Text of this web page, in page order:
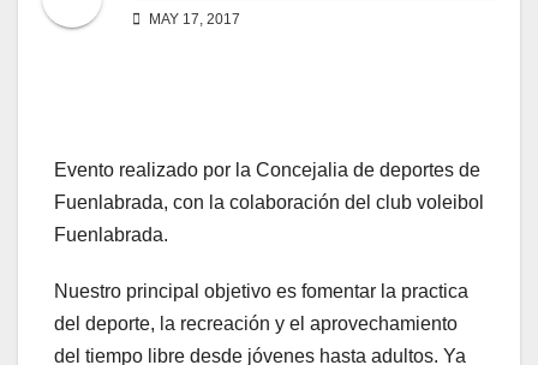
MAY 17, 2017
Evento realizado por la Concejalia de deportes de
Fuenlabrada, con la colaboración del club voleibol
Fuenlabrada.
Nuestro principal objetivo es fomentar la practica
del deporte, la recreación y el aprovechamiento
del tiempo libre desde jóvenes hasta adultos. Ya